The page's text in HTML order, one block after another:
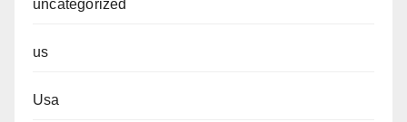
uncategorized
us
Usa